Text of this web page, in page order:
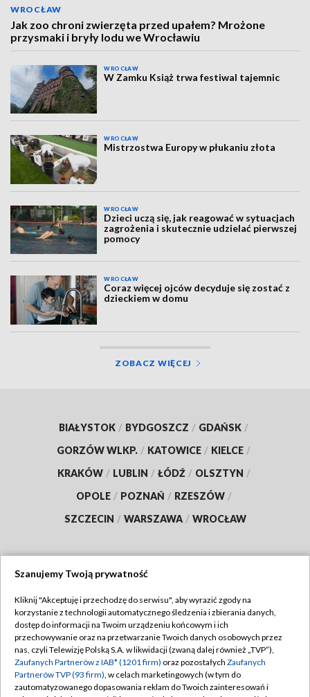
WROCŁAW
Jak zoo chroni zwierzęta przed upałem? Mrożone
przysmaki i bryły lodu we Wrocławiu
WROCŁAW
W Zamku Książ trwa festiwal tajemnic
WROCŁAW
Mistrzostwa Europy w płukaniu złota
WROCŁAW
Dzieci uczą się, jak reagować w sytuacjach
zagrożenia i skutecznie udzielać pierwszej
pomocy
WROCŁAW
Coraz więcej ojców decyduje się zostać z
dzieckiem w domu
ZOBACZ WIĘCEJ
BIAŁYSTOK / BYDGOSZCZ / GDAŃSK /
GORZÓW WLKP. / KATOWICE / KIELCE /
KRAKÓW / LUBLIN / ŁÓDŹ / OLSZTYN /
OPOLE / POZNAŃ / RZESZÓW /
SZCZECIN / WARSZAWA / WROCŁAW
TVP
Abonament TVP
Emisja w TVP
Centrum informacji TVP
Regulamin TVP
Polityka prywatności
Moje zgody
Szanujemy Twoją prywatność
Kliknij "Akceptuję i przechodzę do serwisu", aby wyrazić zgody na
korzystanie z technologii automatycznego śledzenia i zbierania danych,
dostęp do informacji na Twoim urządzeniu końcowym i ich
przechowywanie oraz na przetwarzanie Twoich danych osobowych przez
nas, czyli Telewizję Polską S.A. w likwidacji (zwaną dalej również „TVP”),
Zaufanych Partnerów z IAB* (1201 firm) oraz pozostałych Zaufanych
Partnerów TVP (93 firm), w celach marketingowych (w tym do
zautomatyzowanego dopasowania reklam do Twoich zainteresowań i